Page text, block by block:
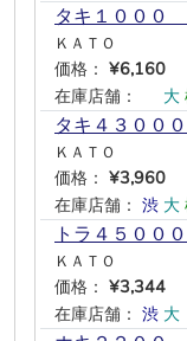
タキ１０００
ＫＡＴＯ
価格： ¥6,160
在庫店舗：
大
タキ４３００
ＫＡＴＯ
価格： ¥3,960
在庫店舗： 渋 大
トラ４５００
ＫＡＴＯ
価格： ¥3,344
在庫店舗： 渋 大